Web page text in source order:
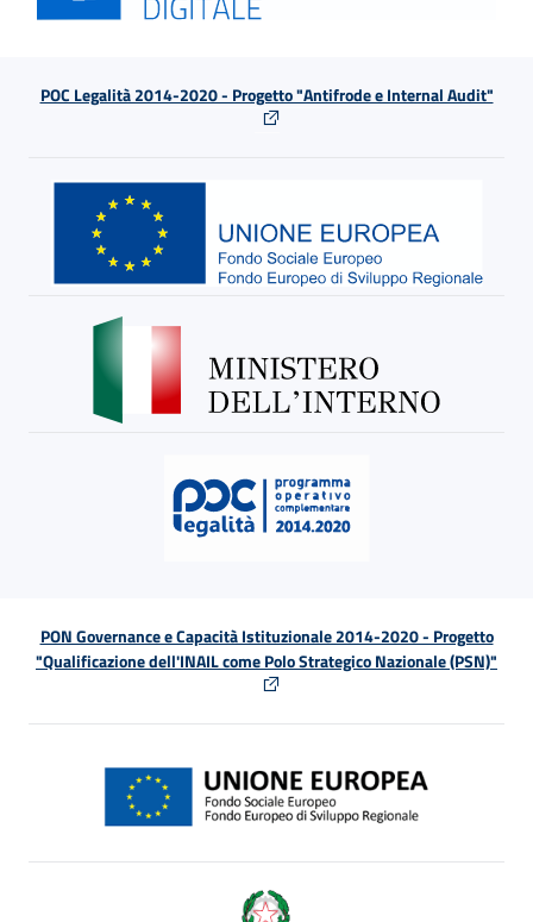
POC Legalità 2014-2020 - Progetto "Antifrode e Internal Audit"
PON Governance e Capacità Istituzionale 2014-2020 - Progetto
"Qualificazione dell'INAIL come Polo Strategico Nazionale (PSN)"